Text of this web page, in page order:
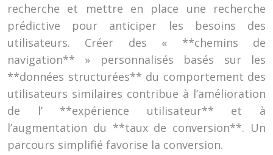
recherche et mettre en place une recherche
prédictive pour anticiper les besoins des
utilisateurs. Créer des « **chemins de
navigation** » personnalisés basés sur les
**données structurées** du comportement des
utilisateurs similaires contribue à l’amélioration
de l’ **expérience utilisateur** et à
l’augmentation du **taux de conversion**. Un
parcours simplifié favorise la conversion.